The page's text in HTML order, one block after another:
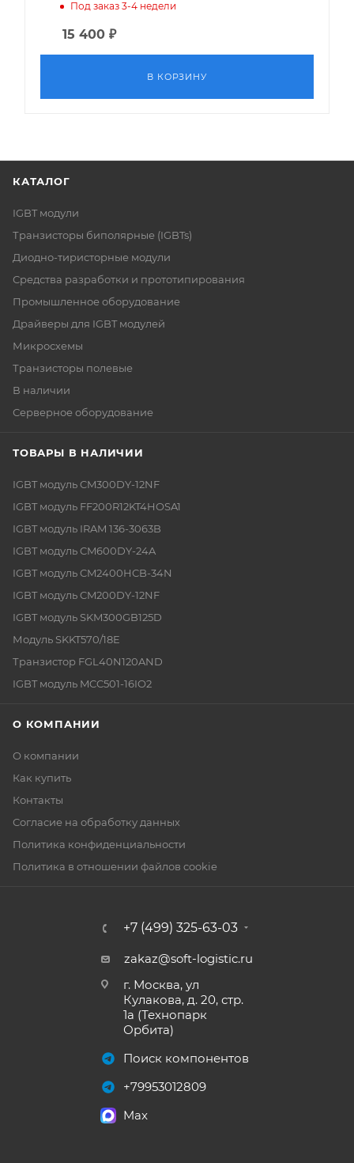
Под заказ 3-4 недели
15 400 ₽
В КОРЗИНУ
КАТАЛОГ
IGBT модули
Транзисторы биполярные (IGBTs)
Диодно-тиристорные модули
Средства разработки и прототипирования
Промышленное оборудование
Драйверы для IGBT модулей
Микросхемы
Транзисторы полевые
В наличии
Серверное оборудование
ТОВАРЫ В НАЛИЧИИ
IGBT модуль CM300DY-12NF
IGBT модуль FF200R12KT4HOSA1
IGBT модуль IRAM 136-3063B
IGBT модуль CM600DY-24A
IGBT модуль CM2400HCB-34N
IGBT модуль CM200DY-12NF
IGBT модуль SKM300GB125D
Модуль SKKT570/18E
Транзистор FGL40N120AND
IGBT модуль MCC501-16IO2
О КОМПАНИИ
О компании
Как купить
Контакты
Согласие на обработку данных
Политика конфиденциальности
Политика в отношении файлов cookie
+7 (499) 325-63-03
zakaz@soft-logistic.ru
г. Москва, ул
Кулакова, д. 20, стр.
1а (Технопарк
Орбита)
Поиск компонентов
+79953012809
Max